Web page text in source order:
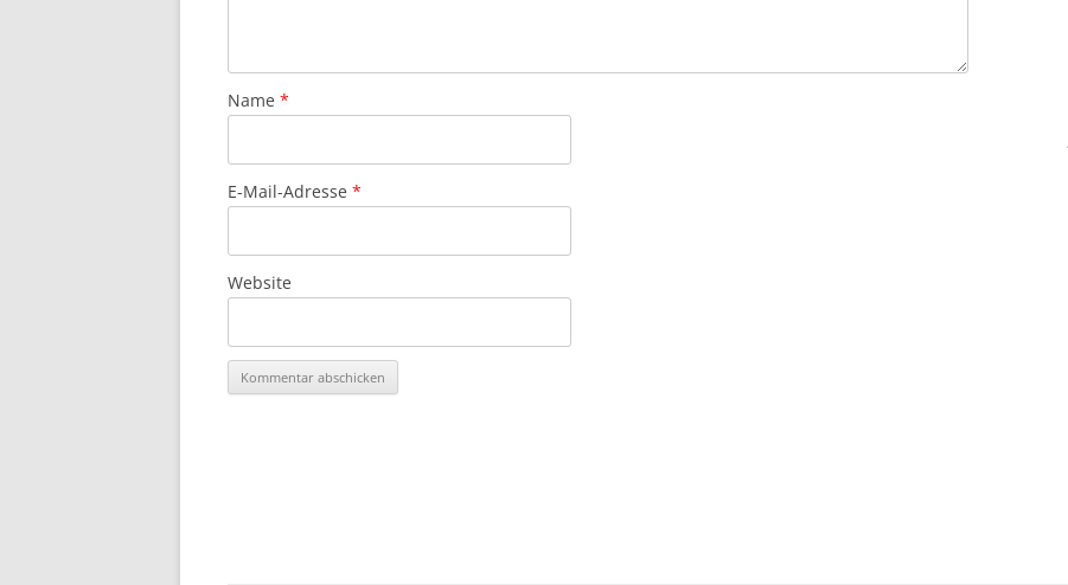
Name *
E-Mail-Adresse *
Website